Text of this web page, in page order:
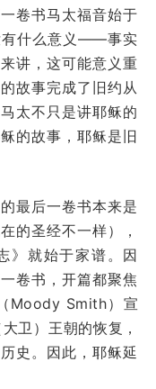
卷书马太福音始于
有什么意义――事实
讲，这可能意义重
故事完成了旧约从
太不只是讲耶稣的
的故事，耶稣是旧
最后一卷书本来是
的圣经不一样），
》就始于家谱。因
卷书，开篇都聚焦
Moody Smith）宣
卫）王朝的恢复，
史。因此，耶稣延